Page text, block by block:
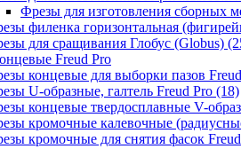
Фрезы для изготовления сборных
филенка горизонтальная
для сращивания Глобус (Globus)
Freud Pro
концевые для выборки пазов
U-образные, галтель Freud Pro (18)
концевые твердосплавные V-
кромочные калевочные
кромочные для снятия фасок